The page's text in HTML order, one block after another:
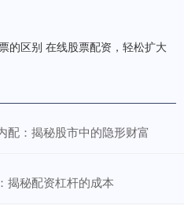
的区别 在线股票配资，轻松扩大
配：揭秘股市中的隐形财富
揭秘配资杠杆的成本